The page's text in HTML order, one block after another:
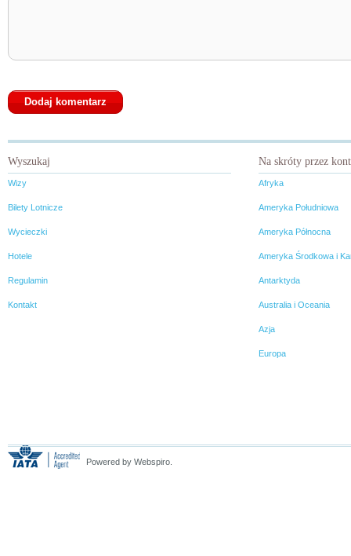
Wyszukaj
Wizy
Bilety Lotnicze
Wycieczki
Hotele
Regulamin
Kontakt
Na skróty przez
Afryka
Ameryka Południowa
Ameryka Północna
Ameryka Środkowa i
Antarktyda
Australia i Oceania
Azja
Europa
Powered by Webspiro.